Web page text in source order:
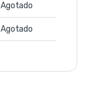
Agotado
Agotado